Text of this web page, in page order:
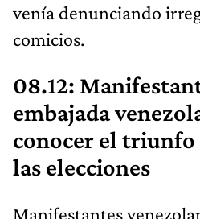
venía denunciando
comicios.
08.12:
embajada
conocer el triunfo
las elecciones
Manifestantes